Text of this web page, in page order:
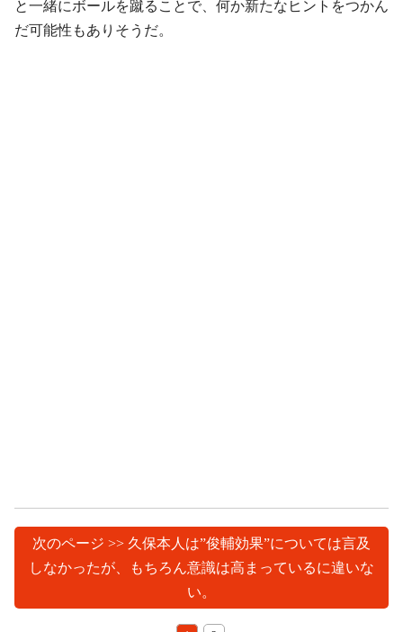
と一緒にボールを蹴ることで、何か新たなヒントをつかん
だ可能性もありそうだ。
次のページ >> 久保本人は”俊輔効果”については言及
しなかったが、もちろん意識は高まっているに違いな
い。